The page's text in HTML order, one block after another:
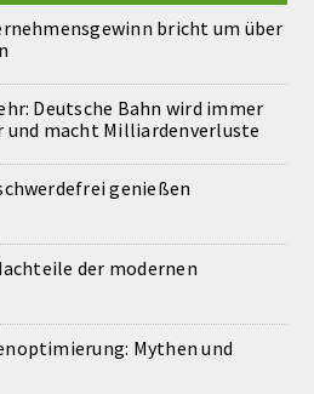
bricht um über
Deutsche Bahn wird immer
macht Milliardenverluste
genießen
der modernen
Mythen und